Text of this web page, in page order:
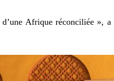
Afrique réconciliée », a